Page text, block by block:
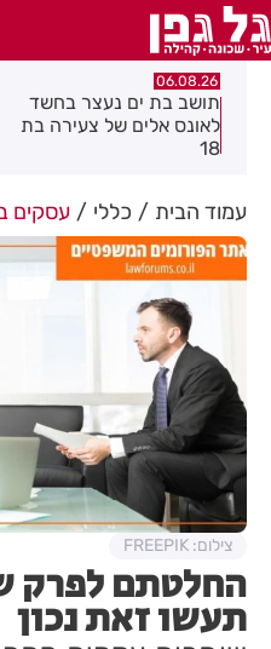
06.08.26
תושב בת ים נעצר בחשד
לאונס אלים של צעירה בת
18
עמוד הבית כללי עסקים
החלטתם לפרק
תעשו זאת נכון
צילום: FREEPIK